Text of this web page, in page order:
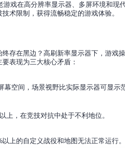
戏在高分辨率显示器、多屏环境和现
术限制，获得流畅稳定的游戏体验。
存在黑边？高刷新率显示器下，游戏
表现为三大核心矛盾：
空间，场景视野比实际显示器可显示
，在竞技对抗中处于不利地位。
上的自定义战役和地图无法正常运行。